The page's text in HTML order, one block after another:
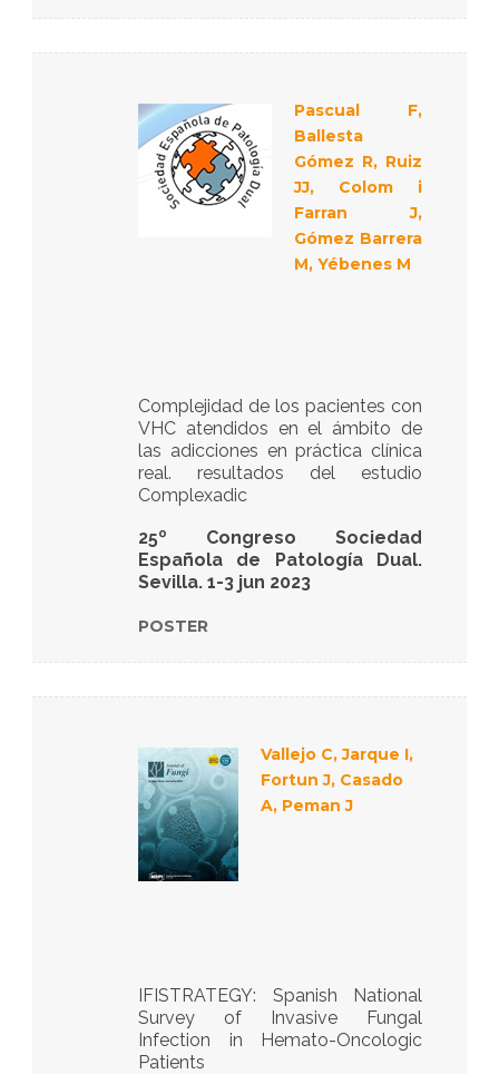
Pascual F,
Ballesta
Gómez R, Ruiz
JJ, Colom i
Farran J,
Gómez Barrera
M, Yébenes M
Complejidad de los pacientes con
VHC atendidos en el ámbito de
las adicciones en práctica clínica
real. resultados del estudio
Complexadic
25º Congreso Sociedad
Española de Patología Dual.
Sevilla. 1-3 jun 2023
POSTER
Vallejo C, Jarque I,
Fortun J, Casado
A, Peman J
IFISTRATEGY: Spanish National
Survey of Invasive Fungal
Infection in Hemato-Oncologic
Patients